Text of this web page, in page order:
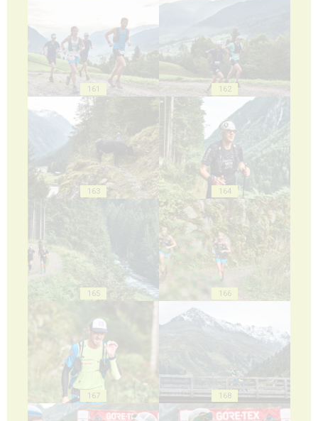
161 162
163 164
165 166
167 168